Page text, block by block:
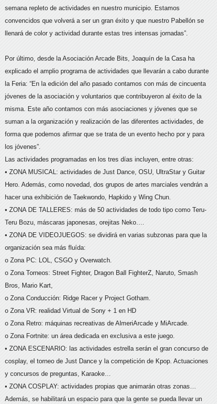
semana repleto de actividades en nuestro municipio. Estamos
convencidos que volverá a ser un gran éxito y que nuestro Pabellón se
llenará de color y actividad durante estas tres intensas jornadas”.
Por último, desde la Asociación Arcade Bits, Joaquín de la Casa ha
explicado el amplio programa de actividades que llevarán a cabo durante
la Feria: “En la edición del año pasado contamos con más de cincuenta
jóvenes de la asociación y voluntarios que contribuyeron al éxito de la
misma. Este año contamos con más asociaciones y jóvenes que se
suman a la organización y realización de las diferentes actividades, de
forma que podemos afirmar que se trata de un evento hecho por y para
los jóvenes”.
Las actividades programadas en los tres días incluyen, entre otras:
• ZONA MUSICAL: actividades de Just Dance, OSU, UltraStar y Guitar
Hero. Además, como novedad, dos grupos de artes marciales vendrán a
hacer una exhibición de Taekwondo, Hapkido y Wing Chun.
• ZONA DE TALLERES: más de 50 actividades de todo tipo como Teru-
Teru Bozu, máscaras japonesas, orejitas Neko….
• ZONA DE VIDEOJUEGOS: se dividirá en varias subzonas para que la
organización sea más fluída:
o Zona PC: LOL, CSGO y Overwatch.
o Zona Torneos: Street Fighter, Dragon Ball FighterZ, Naruto, Smash
Bros, Mario Kart,
o Zona Conducción: Ridge Racer y Project Gotham.
o Zona VR: realidad Virtual de Sony + 1 en HD
o Zona Retro: máquinas recreativas de AlmeriArcade y MiArcade.
o Zona Fortnite: un área dedicada en exclusiva a este juego.
• ZONA ESCENARIO: las actividades estrella serán el gran concurso de
cosplay, el torneo de Just Dance y la competición de Kpop. Actuaciones
y concursos de preguntas, Karaoke…
• ZONA COSPLAY: actividades propias que animarán otras zonas…
Además, se habilitará un espacio para que la gente se pueda llevar un